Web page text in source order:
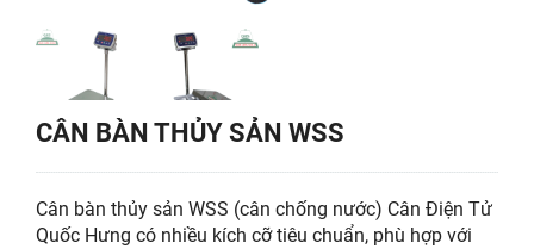
CÂN BÀN THỦY SẢN WSS
Cân bàn thủy sản WSS (cân chống nước) Cân Điện Tử
Quốc Hưng có nhiều kích cỡ tiêu chuẩn, phù hợp với